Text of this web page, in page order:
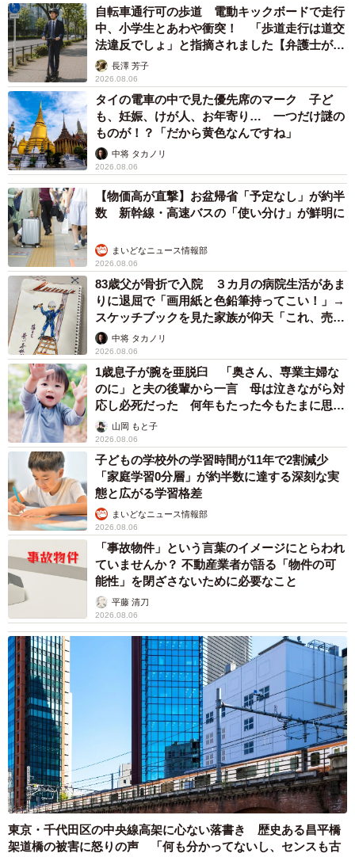
自転車通行可の歩道 電動キックボードで走行
中、小学生とあわや衝突！ 「歩道走行は道交
法違反でしょ」と指摘されました【弁護士が解
説】長澤 芳子
2026.08.06
タイの電車の中で見た優先席のマーク 子ど
も、妊娠、けが人、お年寄り… 一つだけ謎の
ものが！？「だから黄色なんですね」
中将 タカノリ
2026.08.06
【物価高が直撃】お盆帰省「予定なし」が約半
数 新幹線・高速バスの「使い分け」が鮮明に
まいどなニュース情報部
2026.08.06
83歳父が骨折で入院 ３カ月の病院生活があま
りに退屈で「画用紙と色鉛筆持ってこい！」→
スケッチブックを見た家族が仰天「これ、売れ
ますよ…」
中将 タカノリ
2026.08.06
1歳息子が腕を亜脱臼 「奥さん、専業主婦な
のに」と夫の後輩から一言 母は泣きながら対
応し必死だった 何年もたった今もたまに思い
出し…山岡 もと子
2026.08.06
子どもの学校外の学習時間が11年で2割減少
「家庭学習0分層」が約半数に達する深刻な実
態と広がる学習格差
まいどなニュース情報部
2026.08.06
「事故物件」という言葉のイメージにとらわれ
ていませんか？ 不動産業者が語る「物件の可
能性」を閉ざさないために必要なこと
平藤 清刀
2026.08.06
東京・千代田区の中央線高架に心ない落書き 歴史ある昌平橋
架道橋の被害に怒りの声 「何も分かってないし、センスも古